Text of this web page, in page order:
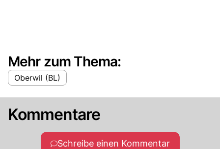
Mehr zum Thema:
Oberwil (BL)
Kommentare
Schreibe einen Kommentar